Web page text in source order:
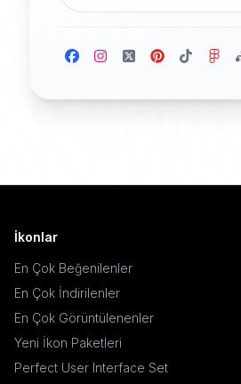
İkonlar
En Çok Beğenilenler
En Çok İndirilenler
En Çok Görüntülenenler
Yeni İkon Paketleri
Perfect User Interface Set